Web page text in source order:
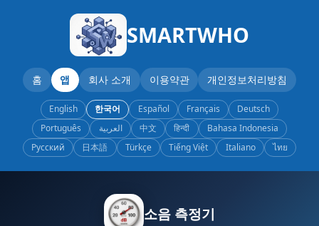
SMARTWHO
홈 앱 회사 소개 이용약관 개인정보처리방침
English 한국어 Español Français
Deutsch
Português
العربية 中文 हिन्दी
Bahasa Indonesia
Русский
日本語 Türkçe Tiếng Việt Italiano ไทย
소음 측정기